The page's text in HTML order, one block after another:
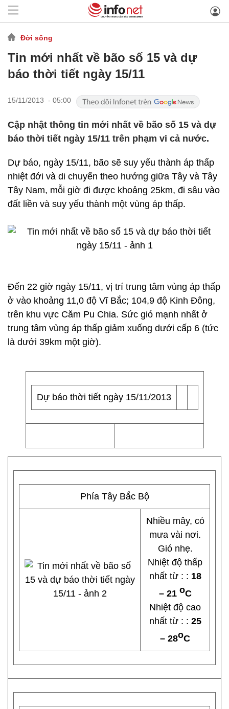
Đời sống
Tin mới nhất về bão số 15 và dự
báo thời tiết ngày 15/11
15/11/2013 - 05:00
Cập nhật thông tin mới nhất về bão số 15 và dự
báo thời tiết ngày 15/11 trên phạm vi cả nước.
Dự báo, ngày 15/11, bão sẽ suy yếu thành áp thấp
nhiệt đới và di chuyển theo hướng giữa Tây và Tây
Tây Nam, mỗi giờ đi được khoảng 25km, đi sâu vào
đất liền và suy yếu thành một vùng áp thấp.
Đến 22 giờ ngày 15/11, vị trí trung tâm vùng áp thấp
ở vào khoảng 11,0 độ Vĩ Bắc; 104,9 độ Kinh Đông,
trên khu vực Căm Pu Chia. Sức gió mạnh nhất ở
trung tâm vùng áp thấp giảm xuống dưới cấp 6 (tức
là dưới 39km một giờ).
Dự báo thời tiết ngày 15/11/2013
Phía Tây Bắc Bộ
Nhiều mây, có
mưa vài nơi.
Gió nhẹ.
Nhiệt độ thấp
nhất từ : : 18
– 21 oC
Nhiệt độ cao
nhất từ : : 25
– 28oC